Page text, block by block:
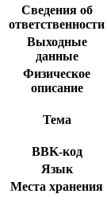
Сведения об
ответственности
Выходные
данные
Физическое
описание
Тема
BBK-код
Язык
Места хранения